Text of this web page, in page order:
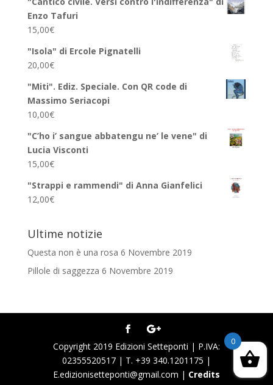
Enzo Tafuri
15,00€
"Isola" di Ercole Pignatelli
20,00€
"Miti". Ediz. Speciale. Con QR code di
Massimo Seriacopi
10,00€
"C’ho i’ sangue abbatengu ne’ le vene" di
Lucia Visconti
15,00€
"Strappi e rammendi" di Anna Gianfelici
12,00€
Ultime notizie
Questa non è una rosa 6 Novembre 2019
Pillole di saggezza 6 Novembre 2019
Copyright 2019 Edizioni Setteponti | P.IVA:
02355520517 | T. +39 340.1201175 |
E.edizionisetteponti@gmail.com | Credits
0